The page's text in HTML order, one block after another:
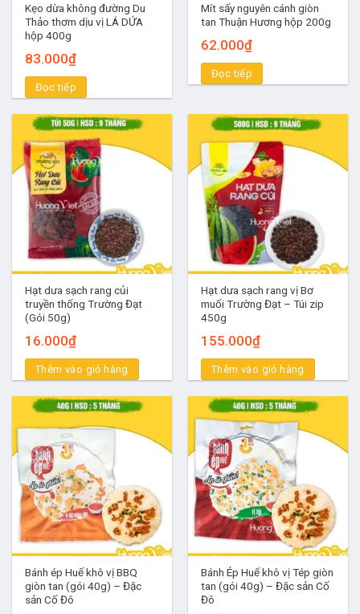
Kẹo dừa không đường Du
Thảo thơm dịu vị LÁ DỨA
hộp 400g
83.000₫
Đọc tiếp
Mít sấy nguyên cánh giòn
tan Thuận Hương hộp 200g
62.000₫
Đọc tiếp
Hạt dưa sạch rang củi
truyền thống Trường Đạt
(Gói 50g)
16.000₫
Thêm vào giỏ hàng
Hạt dưa sạch rang vị Bơ
muối Trường Đạt – Túi zip
450g
155.000₫
Thêm vào giỏ hàng
Bánh ép Huế khô vị BBQ
giòn tan (gói 40g) – Đặc
sản Cố Đô
Bánh Ép Huế khô vị Tép giòn
tan (gói 40g) – Đặc sản Cố
Đô